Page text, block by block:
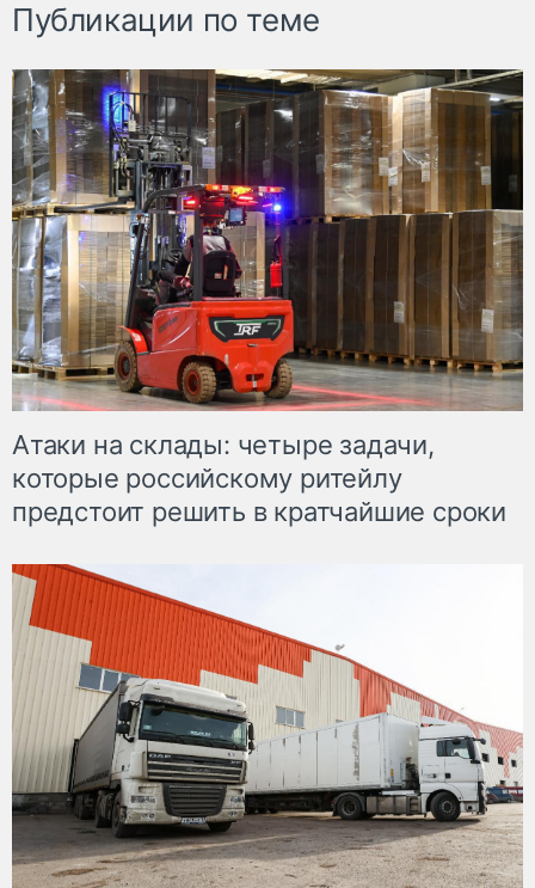
Публикации по теме
Атаки на склады: четыре задачи,
которые российскому ритейлу
предстоит решить в кратчайшие сроки